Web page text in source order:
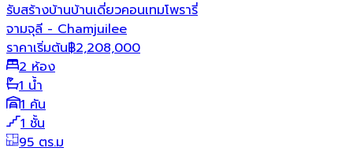
รับสร้างบ้านบ้านเดี่ยวคอนเทมโพรารี่
จามจุลี - Chamjuilee
ราคาเริ่มต้น฿2,208,000
2 ห้อง
1 น้ำ
1 คัน
1 ชั้น
95 ตร.ม